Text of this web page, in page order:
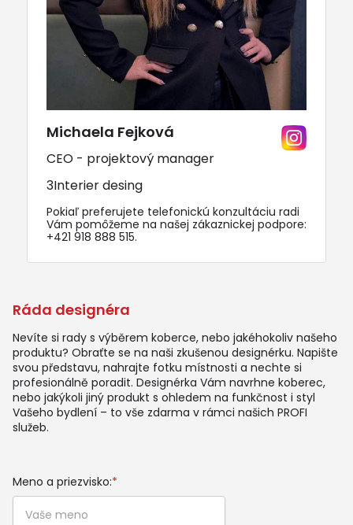
Ráda designéra
Nevíte si rady s výběrem koberce, nebo jakéhokoliv našeho
produktu? Obraťte se na naši zkušenou designérku. Napište
svou představu, nahrajte fotku místnosti a nechte si
profesionálně poradit. Designérka Vám navrhne koberec,
nebo jakýkoli jiný produkt s ohledem na funkčnost i styl
Vašeho bydlení – to vše zdarma v rámci našich PROFI
služeb.
Meno a priezvisko:*
Michaela Fejková
CEO - projektový manager
3Interier desing
Pokiaľ preferujete telefonickú konzultáciu radi
Vám pomôžeme na našej zákaznickej podpore:
+421 918 888 515.